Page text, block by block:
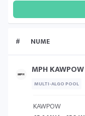
# NUME
MPH KAWPOW
MULTI-ALGO POOL
KAWPOW